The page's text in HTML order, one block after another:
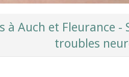
à Auch et Fleurance
troubles